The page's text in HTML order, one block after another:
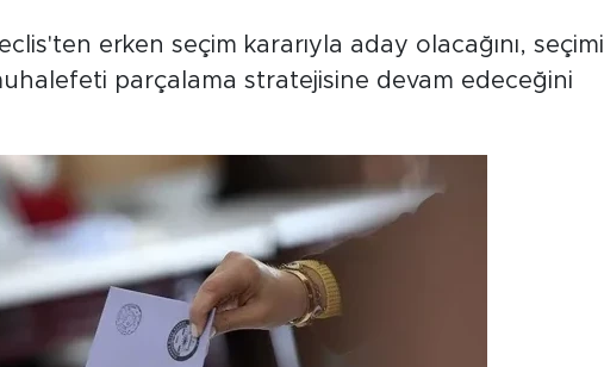
erken seçim kararıyla aday olacağını, seçimi
parçalama stratejisine devam edeceğini